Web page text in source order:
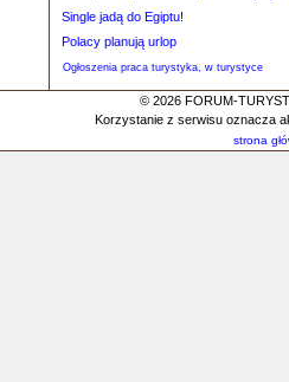
Single jadą do Egiptu!
Polacy planują urlop
Ogłoszenia praca turystyka, w turystyce
© 2026 FORUM-
Korzystanie z serwisu oznacza
strona